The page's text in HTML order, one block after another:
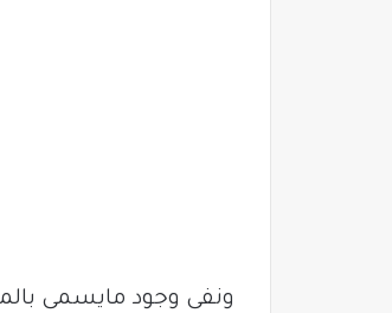
ونفى وجود مايسمى